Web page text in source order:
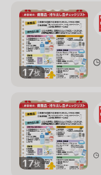
17枚
17枚